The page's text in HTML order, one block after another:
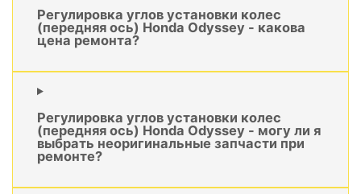
Регулировка углов установки колес
(передняя ось) Honda Odyssey - какова
цена ремонта?
Регулировка углов установки колес
(передняя ось) Honda Odyssey - могу ли я
выбрать неоригинальные запчасти при
ремонте?